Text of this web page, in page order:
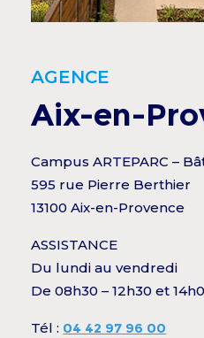
AGENCE
Aix-en-
Campus ARTEPARC –
595 rue Pierre Berthier
13100 Aix-en-Provence
ASSISTANCE
Du lundi au vendredi
De 08h30 – 12h30 et
Tél : 04 42 97 96 00